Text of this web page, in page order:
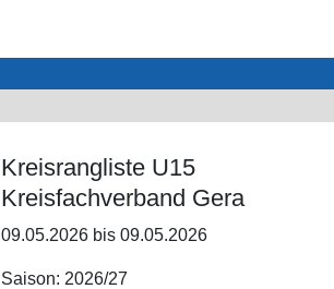
Kreisrangliste U15
Kreisfachverband Gera
09.05.2026 bis 09.05.2026
Saison: 2026/27